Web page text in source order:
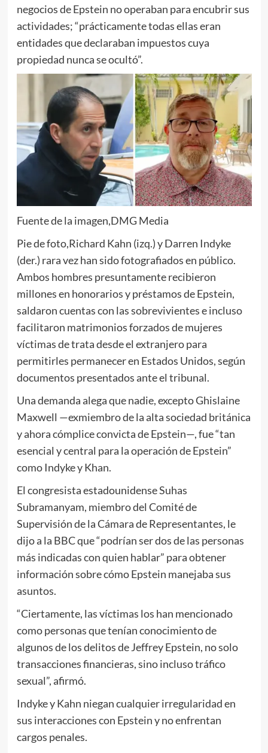
negocios de Epstein no operaban para encubrir sus
actividades; “prácticamente todas ellas eran
entidades que declaraban impuestos cuya
propiedad nunca se ocultó”.
Fuente de la imagen,DMG Media
Pie de foto,Richard Kahn (izq.) y Darren Indyke
(der.) rara vez han sido fotografiados en público.
Ambos hombres presuntamente recibieron
millones en honorarios y préstamos de Epstein,
saldaron cuentas con las sobrevivientes e incluso
facilitaron matrimonios forzados de mujeres
víctimas de trata desde el extranjero para
permitirles permanecer en Estados Unidos, según
documentos presentados ante el tribunal.
Una demanda alega que nadie, excepto Ghislaine
Maxwell —exmiembro de la alta sociedad británica
y ahora cómplice convicta de Epstein—, fue “tan
esencial y central para la operación de Epstein”
como Indyke y Khan.
El congresista estadounidense Suhas
Subramanyam, miembro del Comité de
Supervisión de la Cámara de Representantes, le
dijo a la BBC que “podrían ser dos de las personas
más indicadas con quien hablar” para obtener
información sobre cómo Epstein manejaba sus
asuntos.
“Ciertamente, las víctimas los han mencionado
como personas que tenían conocimiento de
algunos de los delitos de Jeffrey Epstein, no solo
transacciones financieras, sino incluso tráfico
sexual”, afirmó.
Indyke y Kahn niegan cualquier irregularidad en
sus interacciones con Epstein y no enfrentan
cargos penales.